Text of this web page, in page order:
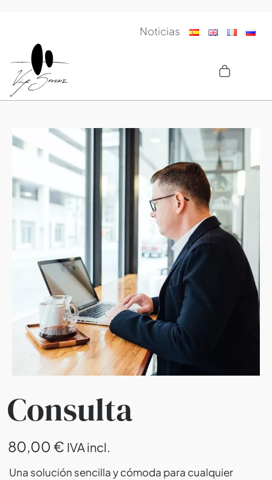
Noticias
Consulta
80,00€ IVA incl.
Una solución sencilla y cómoda para cualquier